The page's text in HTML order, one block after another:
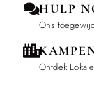
HULP
Ons
Ontdek